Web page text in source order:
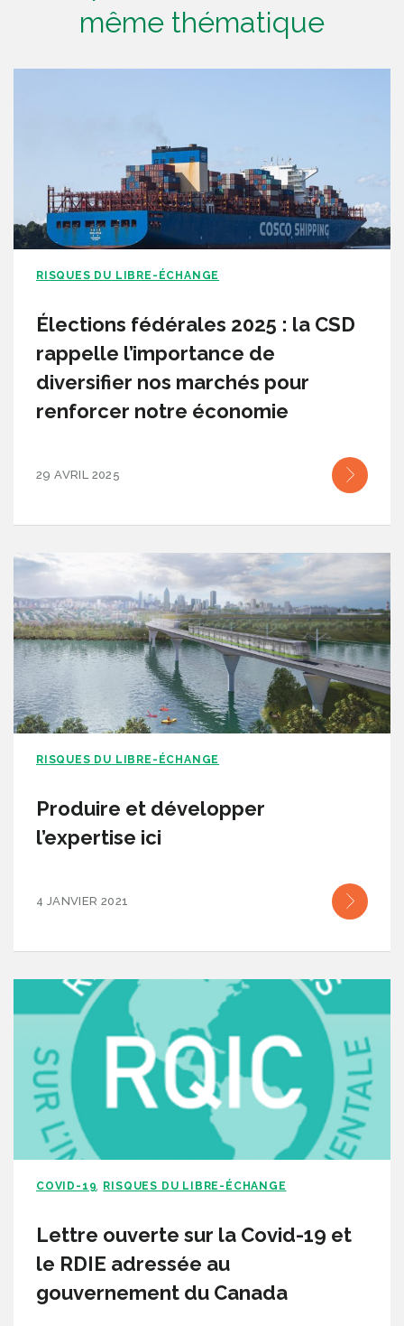
même thématique
RISQUES DU LIBRE-ÉCHANGE
Élections fédérales 2025 : la CSD
rappelle l’importance de
diversifier nos marchés pour
renforcer notre économie
29 AVRIL 2025
RISQUES DU LIBRE-ÉCHANGE
Produire et développer
l’expertise ici
4 JANVIER 2021
COVID-19 RISQUES DU LIBRE-ÉCHANGE
Lettre ouverte sur la Covid-19 et
le RDIE adressée au
gouvernement du Canada